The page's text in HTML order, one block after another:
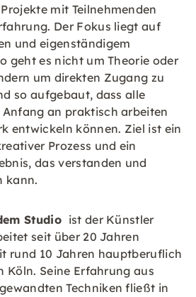
mit Teilnehmenden
Der Fokus liegt auf
und eigenständigem
geht es nicht um Theorie oder
um direkten Zugang zu
so aufgebaut, dass alle
Anfang an praktisch arbeiten
entwickeln können. Ziel ist ein
Prozess und ein
das verstanden und
kann.
Studio ist der Künstler
seit über 20 Jahren
rund 10 Jahren hauptberuflich
Köln. Seine Erfahrung aus
Techniken fließt in